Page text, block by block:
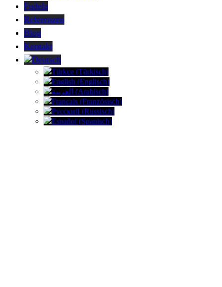
Fudela
Referenzen
Blog
Kontakt
Deutsch
Türkçe (Türkisch)
English (Englisch)
العربية (Arabisch)
Français (Französisch)
Русский (Russisch)
Español (Spanisch)